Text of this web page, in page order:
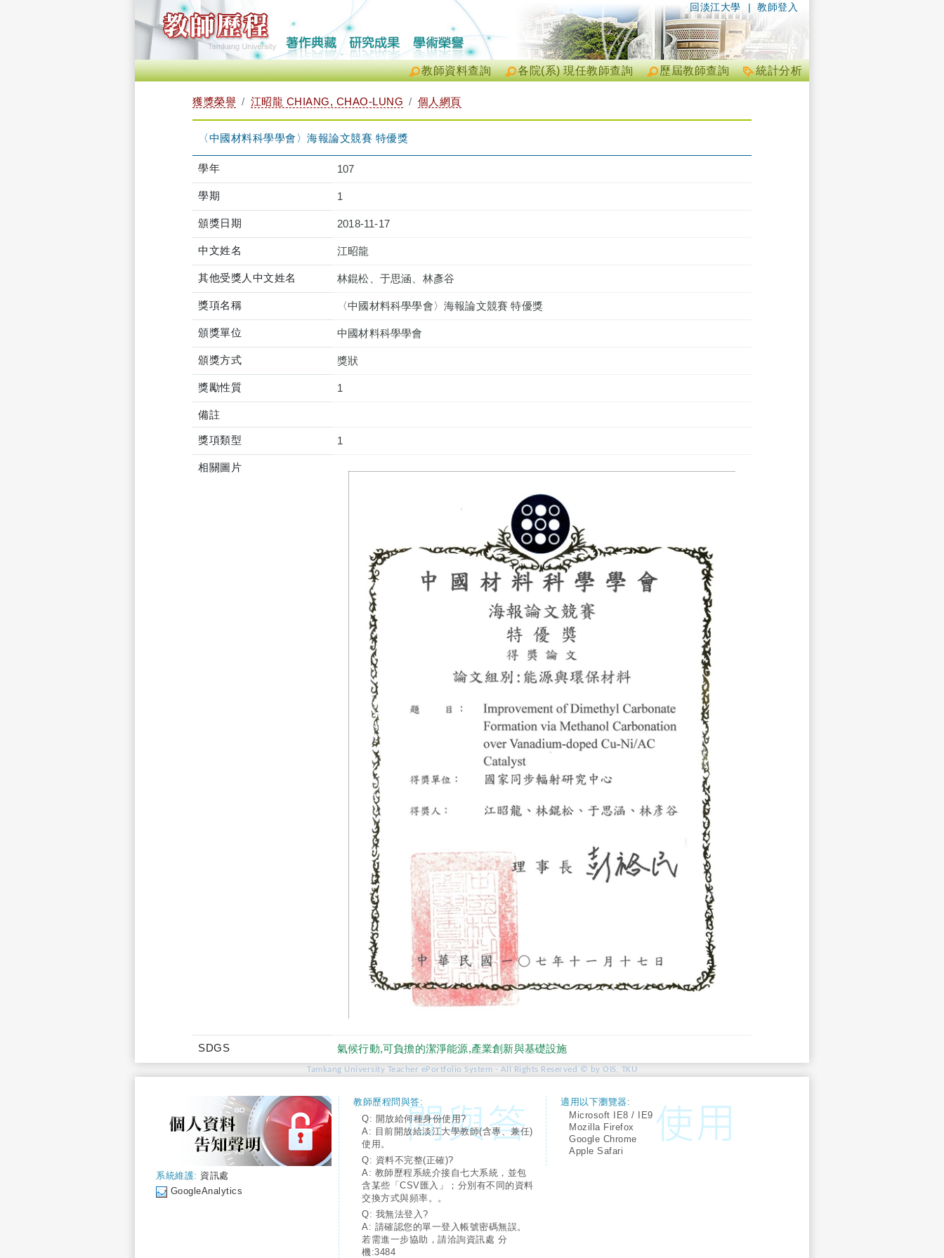
| 教師登入
回淡江大學
統計分析
歷屆教師查詢
各院(系) 現任教師查詢
教師資料查詢
獲獎榮譽 江昭龍 CHIANG, CHAO-LUNG 個人網頁
〈中國材料科學學會〉海報論文競賽 特優獎
學年 107
學期 1
頒獎日期 2018-11-17
中文姓名 江昭龍
其他受獎人中文姓名 林錕松、于思涵、林彥谷
獎項名稱 〈中國材料科學學會〉海報論文競賽 特優獎
頒獎單位 中國材料科學學會
頒獎方式 獎狀
獎勵性質 1
備註
獎項類型 1
相關圖片
SDGS 氣候行動,可負擔的潔淨能源,產業創新與基礎設施
Tamkang University Teacher ePortfolio System - All Rights Reserved © by OIS, TKU
系統維護: 資訊處
GoogleAnalytics
教師歷程問與答:
Q: 開放給何種身份使用?
A: 目前開放給淡江大學教師(含專、兼任)
使用。
Q: 資料不完整(正確)?
A: 教師歷程系統介接自七大系統，並包
含某些「CSV匯入」；分別有不同的資料
交換方式與頻率。。
Q: 我無法登入?
A: 請確認您的單一登入帳號密碼無誤。
若需進一步協助，請洽詢資訊處 分
機:3484
適用以下瀏覽器:
Microsoft IE8 / IE9
Mozilla Firefox
Google Chrome
Apple Safari